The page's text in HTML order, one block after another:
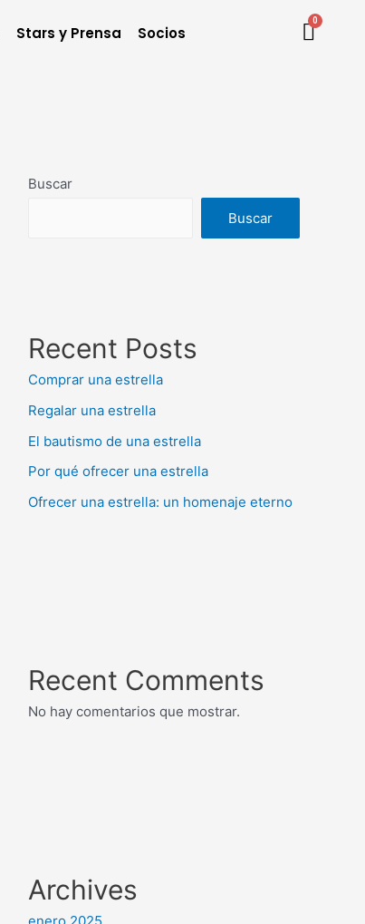
Stars y Prensa Socios
Buscar
Buscar
Recent Posts
Comprar una estrella
Regalar una estrella
El bautismo de una estrella
Por qué ofrecer una estrella
Ofrecer una estrella: un homenaje eterno
Recent Comments
No hay comentarios que mostrar.
Archives